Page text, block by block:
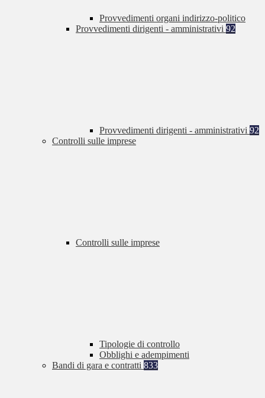
Provvedimenti organi indirizzo-politico
Provvedimenti dirigenti - amministrativi 92
Provvedimenti dirigenti - amministrativi 92
Controlli sulle imprese
Controlli sulle imprese
Tipologie di controllo
Obblighi e adempimenti
Bandi di gara e contratti 833